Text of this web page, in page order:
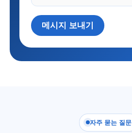
p
p
*
메
시
지
*
메시지 보내기
자주 묻는 질문